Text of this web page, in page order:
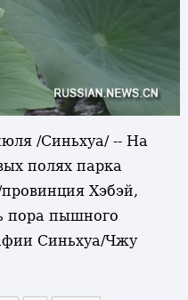
/Синьхуа/ -- На
полях парка
Хэбэй,
пора пышного
Синьхуа/Чжу